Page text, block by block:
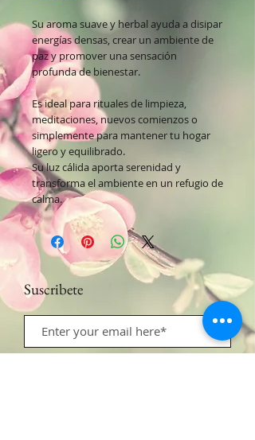
Su aroma suave y herbal ayuda a disipar
energías densas, crear un ambiente de
paz y promover una sensación
profunda de bienestar.
Es ideal para rituales de limpieza,
meditaciones, nuevos comienzos o
simplemente para mantener tu hogar
ligero y equilibrado.
Su luz cálida aporta serenidad y
transforma el ambiente en un refugio de
calma.
Suscribete